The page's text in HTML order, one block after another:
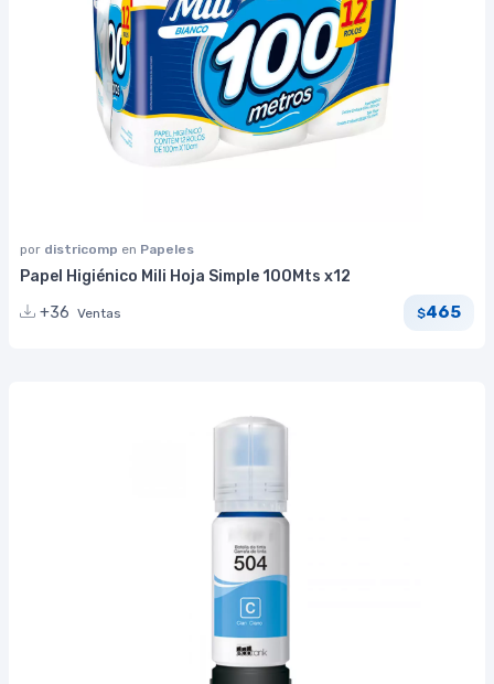
por districomp en Papeles
Papel Higiénico Mili Hoja Simple 100Mts x12
+36 Ventas $465